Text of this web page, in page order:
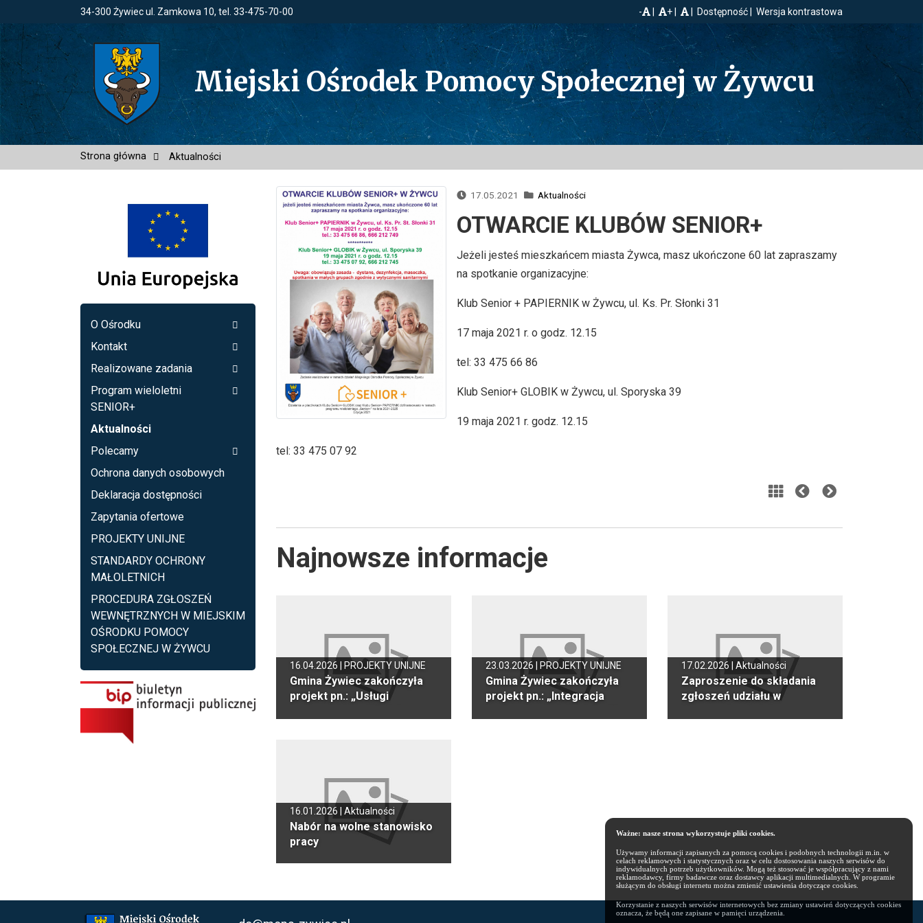
34-300 Żywiec ul. Zamkowa 10, tel. 33-475-70-00 - + Dostępność Wersja kontrastowa
Miejski Ośrodek Pomocy Społecznej w Żywcu
Strona główna Aktualności
O Ośrodku
Kontakt
Realizowane zadania
Program wieloletni
SENIOR+
Aktualności
Polecamy
Ochrona danych osobowych
Deklaracja dostępności
Zapytania ofertowe
PROJEKTY UNIJNE
STANDARDY OCHRONY
MAŁOLETNICH
PROCEDURA ZGŁOSZEŃ
WEWNĘTRZNYCH W MIEJSKIM
OŚRODKU POMOCY
SPOŁECZNEJ W ŻYWCU
17.05.2021 Aktualności
OTWARCIE KLUBÓW SENIOR+
Jeżeli jesteś mieszkańcem miasta Żywca, masz ukończone 60 lat zapraszamy
na spotkanie organizacyjne:
Klub Senior + PAPIERNIK w Żywcu, ul. Ks. Pr. Słonki 31
17 maja 2021 r. o godz. 12.15
tel: 33 475 66 86
Klub Senior+ GLOBIK w Żywcu, ul. Sporyska 39
19 maja 2021 r. godz. 12.15
tel: 33 475 07 92
Najnowsze informacje
16.04.2026 | PROJEKTY UNIJNE
Gmina Żywiec zakończyła
projekt pn.: „Usługi
23.03.2026 | PROJEKTY UNIJNE
Gmina Żywiec zakończyła
projekt pn.: „Integracja
17.02.2026 | Aktualności
Zaproszenie do składania
zgłoszeń udziału w
16.01.2026 | Aktualności
Nabór na wolne stanowisko
pracy
Ważne: nasze strona wykorzystuje pliki cookies.
Używamy informacji zapisanych za pomocą cookies i podobnych technologii m.in. w
celach reklamowych i statystycznych oraz w celu dostosowania naszych serwisów do
indywidualnych potrzeb użytkowników. Mogą też stosować je współpracujący z nami
reklamodawcy, firmy badawcze oraz dostawcy aplikacji multimedialnych. W programie
służącym do obsługi internetu można zmienić ustawienia dotyczące cookies.
Korzystanie z naszych serwisów internetowych bez zmiany ustawień dotyczących cookies
oznacza, że będą one zapisane w pamięci urządzenia.